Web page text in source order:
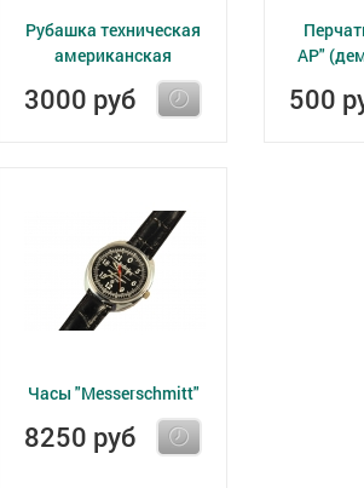
Рубашка техническая
американская
3000 руб
AP"
500
Часы "Messerschmitt"
8250 руб